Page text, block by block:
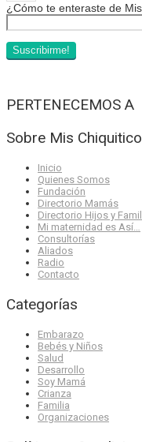
¿Cómo te enteraste de
PERTENECEMOS A
Sobre Mis
Inicio
Quienes Somos
Fundación
Directorio Mamás
Directorio Hijos y
Mi maternidad es Así…
Consultorías
Aliados
Radio
Contacto
Categorías
Embarazo
Bebés y Niños
Salud
Desarrollo
Soy Mamá
Crianza
Familia
Organizaciones